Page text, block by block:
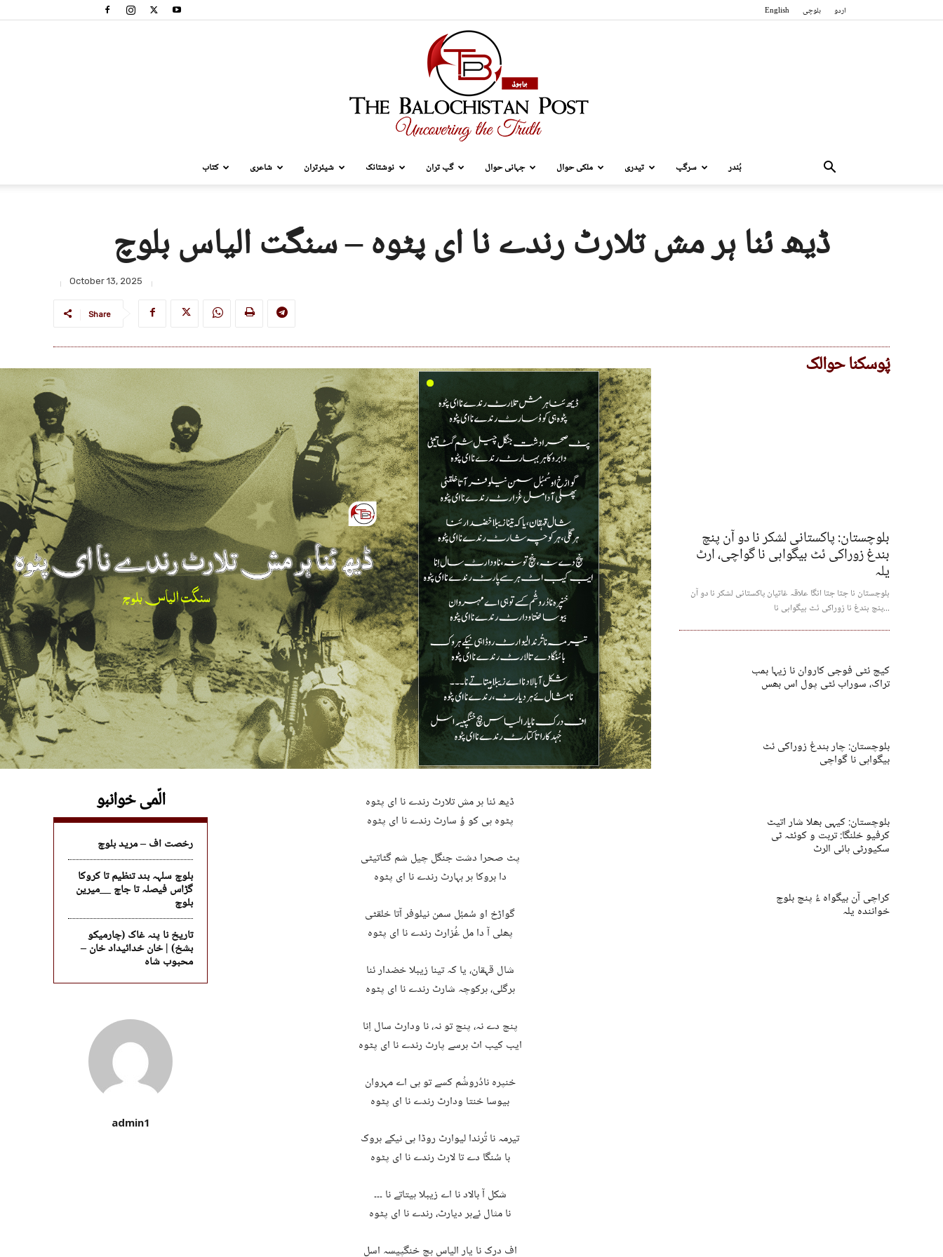
English بلوچی اردو
بُندر سرگپ تیدری ملکی حوال جہانی حوال گپ تران نوشتانک شیئرتران شاعری کتاب
ڈیھ ئنا ہر مش تلارٹ رندے نا ای پٹوہ – سنگت الیاس بلوچ
October 13, 2025
Share
الّمی خوانبو
رخصت اف – مرید بلوچ
بلوچ سلہہ بند تنظیم تا کروکا
گڑاس فیصلہ تا جاچ __میرین
بلوچ
تاریخ نا پنہ غاک (چارمیکو
بشخ) | خان خدائیداد خان –
محبوب شاہ
admin1
ڈیھ ئنا ہر مش تلارٹ رندے نا ای پٹوہ
پٹوہ ہی کو وُ سارٹ رندے نا ای پٹوہ
پٹ صحرا دشت جنگل چیل شم گٹاتیٹی
دا بروکا ہر بہارٹ رندے نا ای پٹوہ
گواڑخ او سُمبُل سمن نیلوفر آتا خلقٹی
پھلی آ دا مل غُزارٹ رندے نا ای پٹوہ
شال قہقان، یا کہ تینا زیبلا خضدار ئنا
ہرگلی، ہرکوچہ شارٹ رندے نا ای پٹوہ
پنچ دے نہ، پنچ تو نہ، نا ودارٹ سال اِنا
ایب کیب اٹ ہرسے پارٹ رندے نا ای پٹوہ
خنپرہ نادُروشُم کسے تو ہی اے مہروان
بیوسا خنتا ودارٹ رندے نا ای پٹوہ
تیرمہ نا تُرندا لیوارٹ روڈا ہی نیکے ہروک
با سُنگا دے تا لارٹ رندے نا ای پٹوہ
شکل آ بالاد نا اے زیبلا ہیتاتے نا ۔۔۔
نا مثال ئےہر دیارٹ، رندے نا ای پٹوہ
اف درک نا یار الیاس ہچ خنگپیسہ اسل
پُوسکنا حوالک
بلوچستان: پاکستانی لشکر نا دو آن پنچ
بندغ زوراکی ئٹ بیگواہی نا گواچی، ارٹ
یلہ
بلوچستان نا جتا جتا انگا علاقہ غاتیان پاکستانی لشکر نا دو آن
پنچ بندغ نا زوراکی ئٹ بیگواہی نا...
کیچ ئٹی فوجی کاروان نا زیہا بمب
تراک، سوراب ئٹی پول اس بھس
بلوچستان: چار بندغ زوراکی ئٹ
بیگواہی نا گواچی
بلوچستان: کیہی بھلا شار اتیٹ
کرفیو خلنگا: تربت و کوئٹہ ٹی
سکیورٹی ہائی الرٹ
کراچی آن بیگواہ ءُ پنچ بلوچ
خوانندہ یلہ